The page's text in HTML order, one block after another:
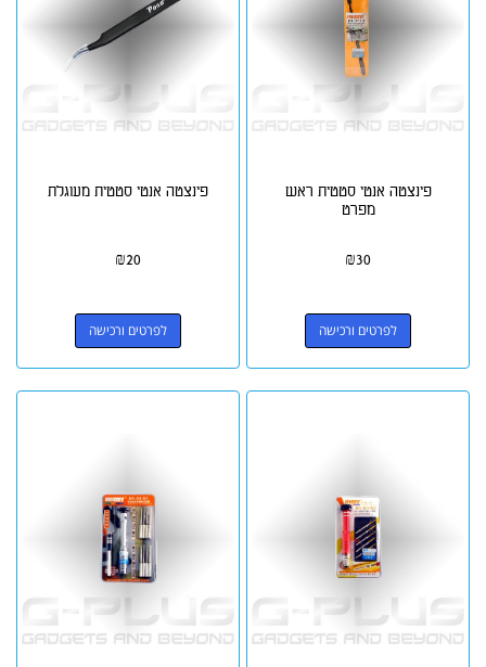
פינצטה אנטי סטטית ראש
מפרט
₪30
לפרטים ורכישה
פינצטה אנטי סטטית מעוגלת
₪20
לפרטים ורכישה